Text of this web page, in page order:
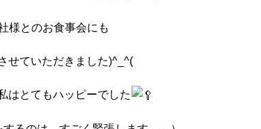
様とのお食事会にも
せていただきました)^_^(
はとてもハッピーでした